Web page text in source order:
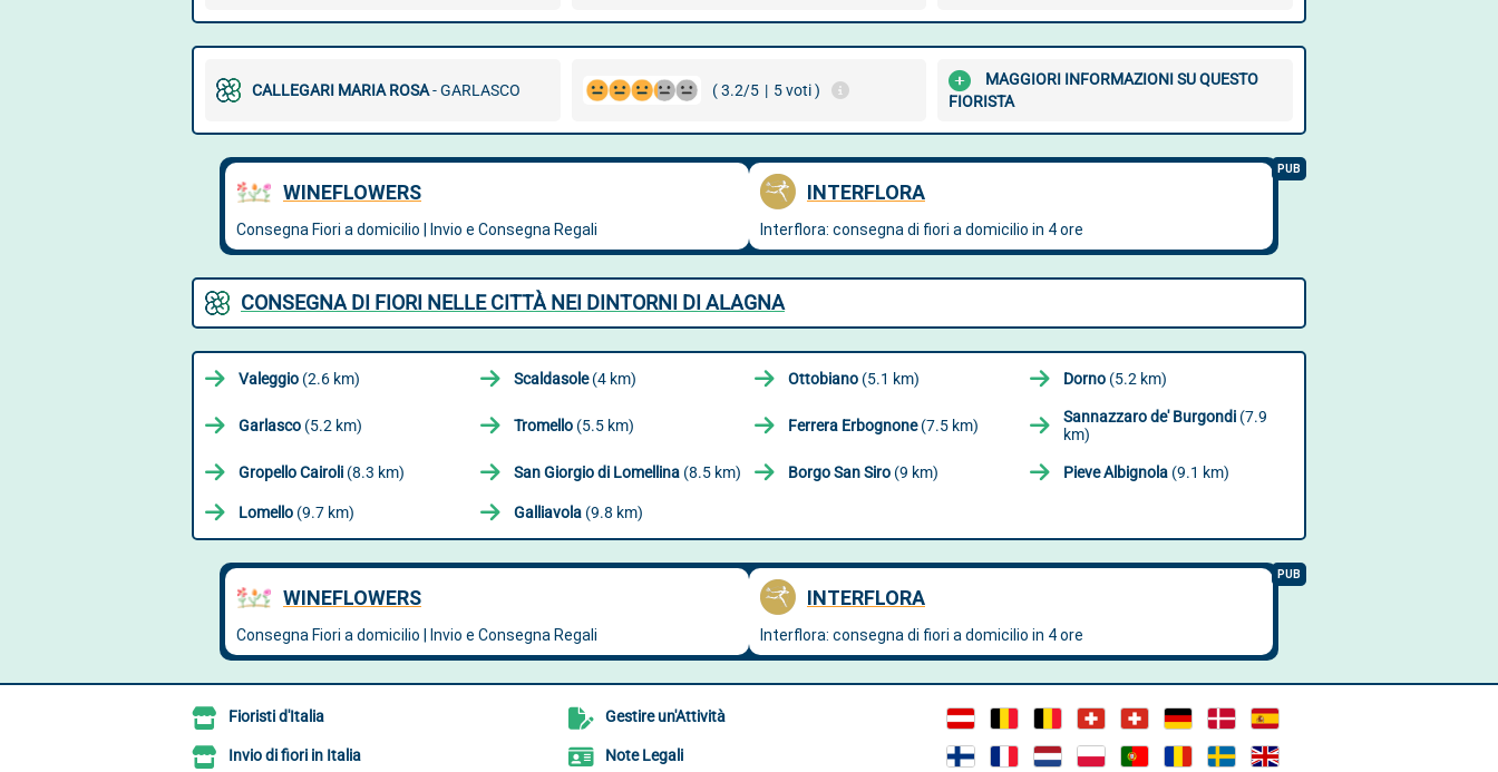
CALLEGARI MARIA ROSA- GARLASCO ( 3.2/5 | 5 voti )
MAGGIORI INFORMAZIONI SU QUESTO
FIORISTA
CONSEGNA DI FIORI NELLE CITTÀ NEI DINTORNI DI ALAGNA
Valeggio (2.6 km) Scaldasole(4 km) Ottobiano (5.1 km) Dorno(5.2 km)
Garlasco (5.2 km) Tromello(5.5 km) Ferrera Erbognone(7.5 km) Sannazzaro de' Burgondi(7.9
km)
Gropello Cairoli (8.3 km) San Giorgio di Lomellina(8.5 km) Borgo San Siro (9 km) Pieve Albignola(9.1 km)
Lomello (9.7 km) Galliavola(9.8 km)
Fioristi d'Italia
Invio di fiori in Italia
Gestire un'Attività
Note Legali